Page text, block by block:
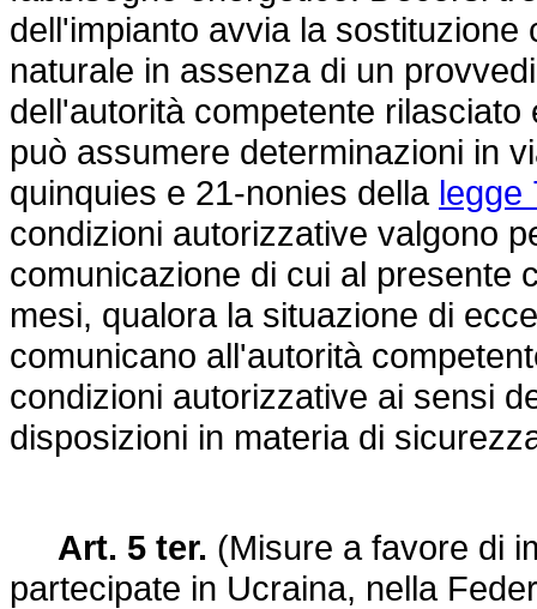
dell'impianto avvia la
naturale in assenza di un
dell'autorità competente
può assumere determinazioni in
quinquies e 21-nonies della legge
condizioni autorizzative valgono
comunicazione di cui al presente
mesi, qualora la situazione di
comunicano all'autorità
condizioni autorizzative ai sensi
disposizioni in materia di
Art. 5 ter. (Misure a favore di
partecipate in Ucraina, nella